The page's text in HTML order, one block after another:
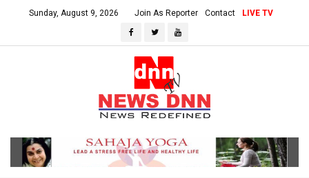
Sunday, August 9, 2026 Join As Reporter Contact LIVE TV